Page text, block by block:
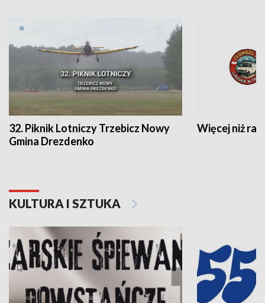
32. Piknik Lotniczy Trzebicz Nowy
Gmina Drezdenko
Więcej niż rajd
KULTURA I SZTUKA